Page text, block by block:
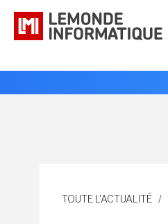
TOUTE L'ACTUALITÉ /